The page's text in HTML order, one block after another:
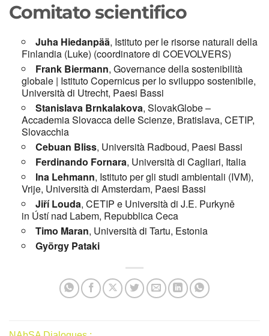
Comitato scientifico
Juha Hiedanpää, Istituto per le risorse naturali della
Finlandia (Luke) (coordinatore di COEVOLVERS)
Frank Biermann, Governance della sostenibilità
globale | Istituto Copernicus per lo sviluppo sostenibile,
Università di Utrecht, Paesi Bassi
Stanislava Brnkalakova, SlovakGlobe –
Accademia Slovacca delle Scienze, Bratislava, CETIP,
Slovacchia
Cebuan Bliss, Università Radboud, Paesi Bassi
Ferdinando Fornara, Università di Cagliari, Italia
Ina Lehmann, Istituto per gli studi ambientali (IVM),
Vrije, Università di Amsterdam, Paesi Bassi
Jiří Louda, CETIP e Università di J.E. Purkyně
in Ústí nad Labem, Repubblica Ceca
Timo Maran, Università di Tartu, Estonia
György Pataki